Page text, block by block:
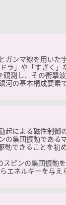
ガンマ線を用いた
ラ」や「すざく
観測し、その衝撃
河の基本構成要素
起による磁性制御
の集団振動である
動できることを初
ピンの集団振動
エネルギーを与え